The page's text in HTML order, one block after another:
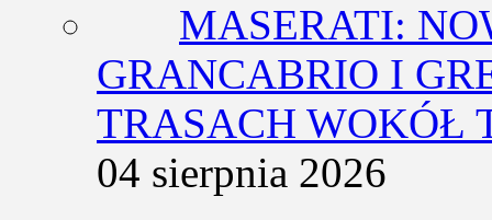
MASERATI:
GRANCABRIO I
TRASACH WOKÓŁ
04 sierpnia 2026